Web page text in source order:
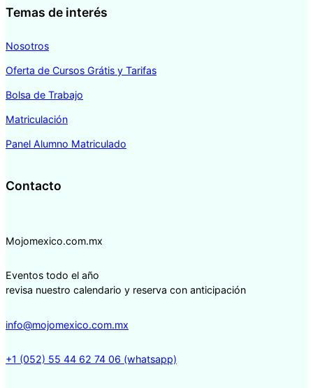
Temas de interés
Nosotros
Oferta de Cursos Grátis y Tarifas
Bolsa de Trabajo
Matriculación
Panel Alumno Matriculado
Contacto
Mojomexico.com.mx
Eventos todo el año
revisa nuestro calendario y reserva con anticipación
info@mojomexico.com.mx
+1 (052) 55 44 62 74 06 (whatsapp)